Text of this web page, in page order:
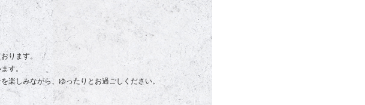
ります。
す。
楽しみながら、ゆったりとお過ごしください。